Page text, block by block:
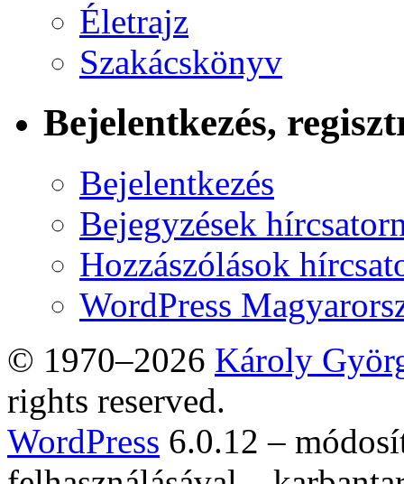
Életrajz
Szakácskönyv
Bejelentkezés,
Bejelentkezés
Bejegyzések
Hozzászólások
WordPress
© 1970–2026 Károly
rights reserved.
WordPress 6.0.12 –